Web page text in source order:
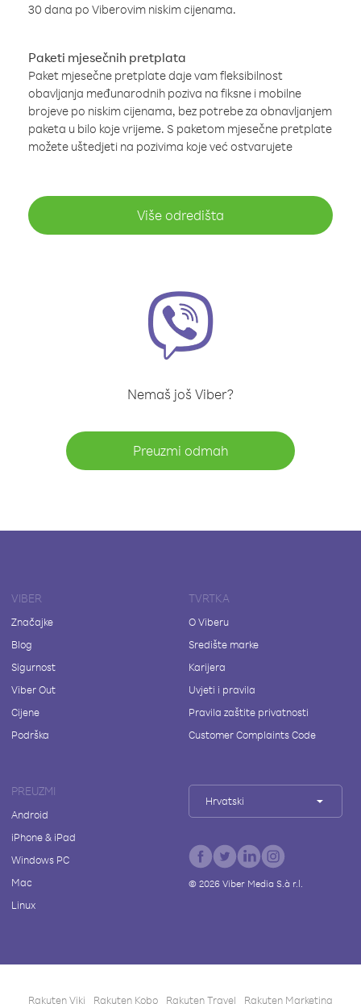
30 dana po Viberovim niskim cijenama.
Paketi mjesečnih pretplata
Paket mjesečne pretplate daje vam fleksibilnost
obavljanja međunarodnih poziva na fiksne i mobilne
brojeve po niskim cijenama, bez potrebe za obnavljanjem
paketa u bilo koje vrijeme. S paketom mjesečne pretplate
možete uštedjeti na pozivima koje već ostvarujete
Više odredišta
Nemaš još Viber?
Preuzmi odmah
VIBER
Značajke
Blog
Sigurnost
Viber Out
Cijene
Podrška
TVRTKA
O Viberu
Središte marke
Karijera
Uvjeti i pravila
Pravila zaštite privatnosti
Customer Complaints Code
PREUZMI
Android
iPhone & iPad
Windows PC
Mac
Linux
Hrvatski
© 2026Viber Media S.à r.l.
Rakuten Viki Rakuten Kobo Rakuten Travel Rakuten Marketing